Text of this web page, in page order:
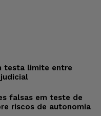
testa limite entre
falsas em teste de
riscos de autonomia